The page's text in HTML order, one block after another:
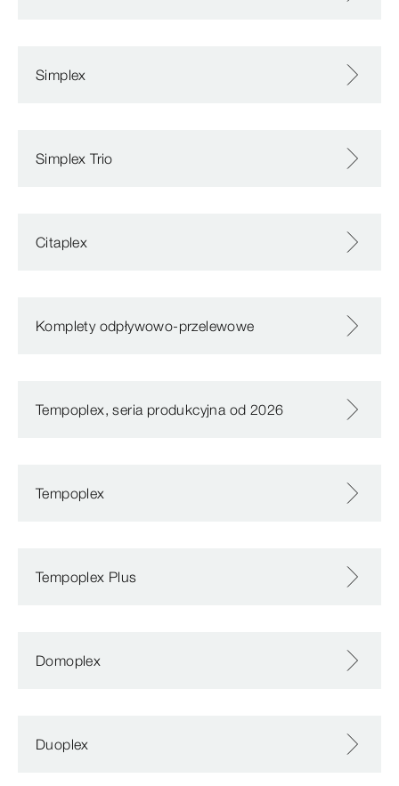
Simplex
Simplex Trio
Citaplex
Komplety odpływowo-przelewowe
Tempoplex, seria produkcyjna od 2026
Tempoplex
Tempoplex Plus
Domoplex
Duoplex